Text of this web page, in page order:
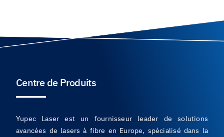
Centre de Produits
Yupec Laser est un fournisseur leader de solutions
avancées de lasers à fibre en Europe, spécialisé dans la